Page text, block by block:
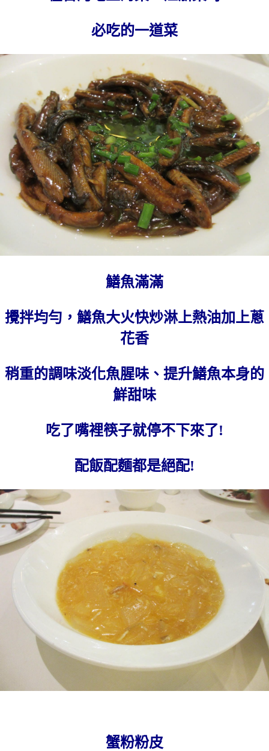
必吃的一道菜
鱔魚滿滿
攪拌均勻，鱔魚大火快炒淋上熱油加上蔥
花香
稍重的調味淡化魚腥味、提升鱔魚本身的
鮮甜味
吃了嘴裡筷子就停不下來了!
配飯配麵都是絕配!
蟹粉粉皮